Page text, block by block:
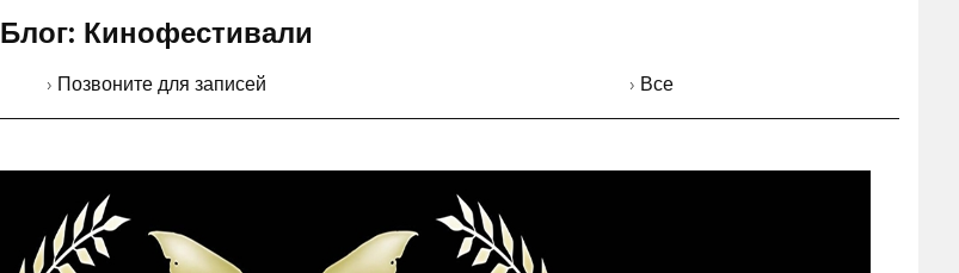
Блог: Кинофестивали
› Позвоните для записей › Все